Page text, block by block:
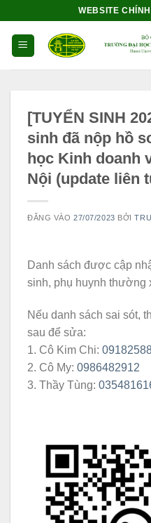
dung
WEBSITE
[TUYỂN SINH
sinh đã nộp hồ
học Kinh doanh
Nội (update liên
ĐĂNG VÀO27/07/2023 BỞI
Danh sách được cập
sinh, phụ huynh thường
Nếu danh sách sai sót,
sau để sửa:
1. Cô Kim Chi:
2. Cô My: 0986482912
3. Thầy Tùng: